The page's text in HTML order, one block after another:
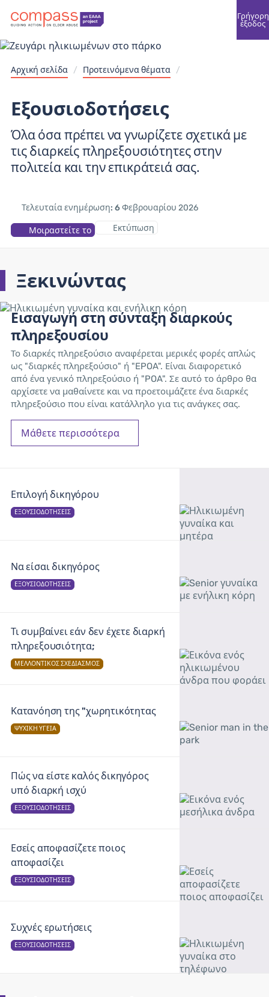
Γρήγορη
έξοδος
Αρχική σελίδα / Προτεινόμενα θέματα /
Εξουσιοδοτήσεις
Όλα όσα πρέπει να γνωρίζετε σχετικά με
τις διαρκείς πληρεξουσιότητες στην
πολιτεία και την επικράτειά σας.
Τελευταία ενημέρωση: 6Φεβρουαρίου 2026
Μοιραστείτε το Εκτύπωση
Ξεκινώντας
Εισαγωγή στη σύνταξη διαρκούς
πληρεξουσίου
Το διαρκές πληρεξούσιο αναφέρεται μερικές φορές απλώς
ως "διαρκές πληρεξούσιο" ή "EPOA". Είναι διαφορετικό
από ένα γενικό πληρεξούσιο ή "POA". Σε αυτό το άρθρο θα
αρχίσετε να μαθαίνετε και να προετοιμάζετε ένα διαρκές
πληρεξούσιο που είναι κατάλληλο για τις ανάγκες σας.
Μάθετε περισσότερα
Επιλογή δικηγόρου
ΕΞΟΥΣΙΟΔΟΤΉΣΕΙΣ
Να είσαι δικηγόρος
ΕΞΟΥΣΙΟΔΟΤΉΣΕΙΣ
Τι συμβαίνει εάν δεν έχετε διαρκή
πληρεξουσιότητα;
ΜΕΛΛΟΝΤΙΚΌΣ ΣΧΕΔΙΑΣΜΌΣ
Κατανόηση της "χωρητικότητας
ΨΥΧΙΚΉ ΥΓΕΊΑ
Πώς να είστε καλός δικηγόρος
υπό διαρκή ισχύ
ΕΞΟΥΣΙΟΔΟΤΉΣΕΙΣ
Εσείς αποφασίζετε ποιος
αποφασίζει
ΕΞΟΥΣΙΟΔΟΤΉΣΕΙΣ
Συχνές ερωτήσεις
ΕΞΟΥΣΙΟΔΟΤΉΣΕΙΣ